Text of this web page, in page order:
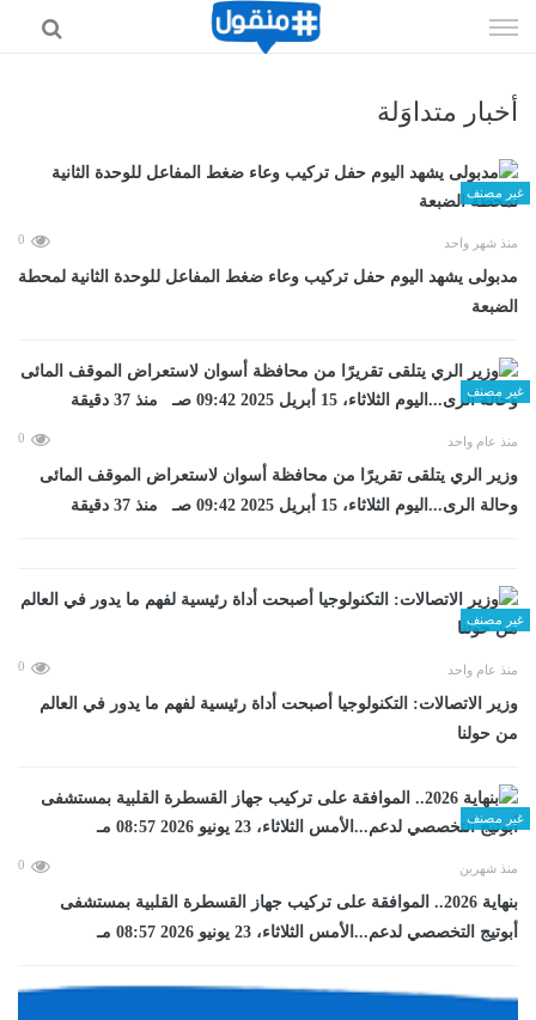
الى
أخبار متداوَلة
غير مصنف
منذ شهر واحد 0
مدبولى يشهد اليوم حفل تركيب وعاء ضغط المفاعل للوحدة الثانية لمحطة
الضبعة
غير مصنف
منذ عام واحد 0
وزير الري يتلقى تقريرًا من محافظة أسوان لاستعراض الموقف المائى
وحالة الرى...اليوم الثلاثاء، 15 أبريل 2025 09:42 صـ منذ 37 دقيقة
غير مصنف
منذ عام واحد 0
وزير الاتصالات: التكنولوجيا أصبحت أداة رئيسية لفهم ما يدور في العالم
من حولنا
غير مصنف
منذ شهرين 0
بنهاية 2026.. الموافقة على تركيب جهاز القسطرة القلبية بمستشفى
أبوتيج التخصصي لدعم...الأمس الثلاثاء، 23 يونيو 2026 08:57 مـ